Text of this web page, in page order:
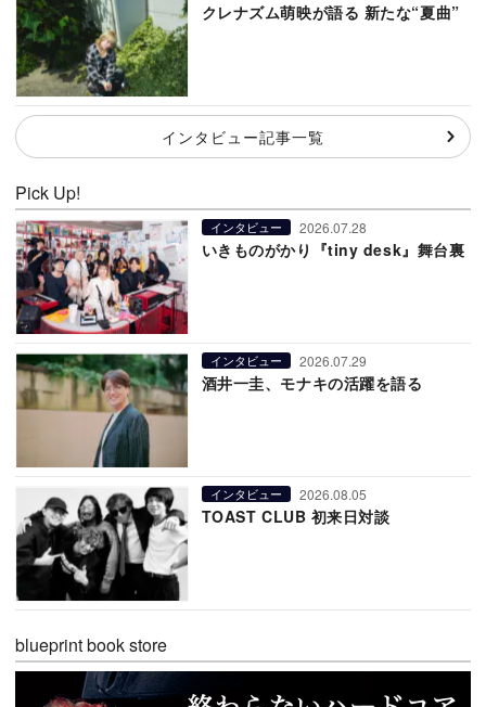
クレナズム萌映が語る 新たな“夏曲”
インタビュー記事一覧
Pick Up!
インタビュー 2026.07.28
いきものがかり『tiny desk』舞台裏
インタビュー 2026.07.29
酒井一圭、モナキの活躍を語る
インタビュー 2026.08.05
TOAST CLUB 初来日対談
blueprint book store